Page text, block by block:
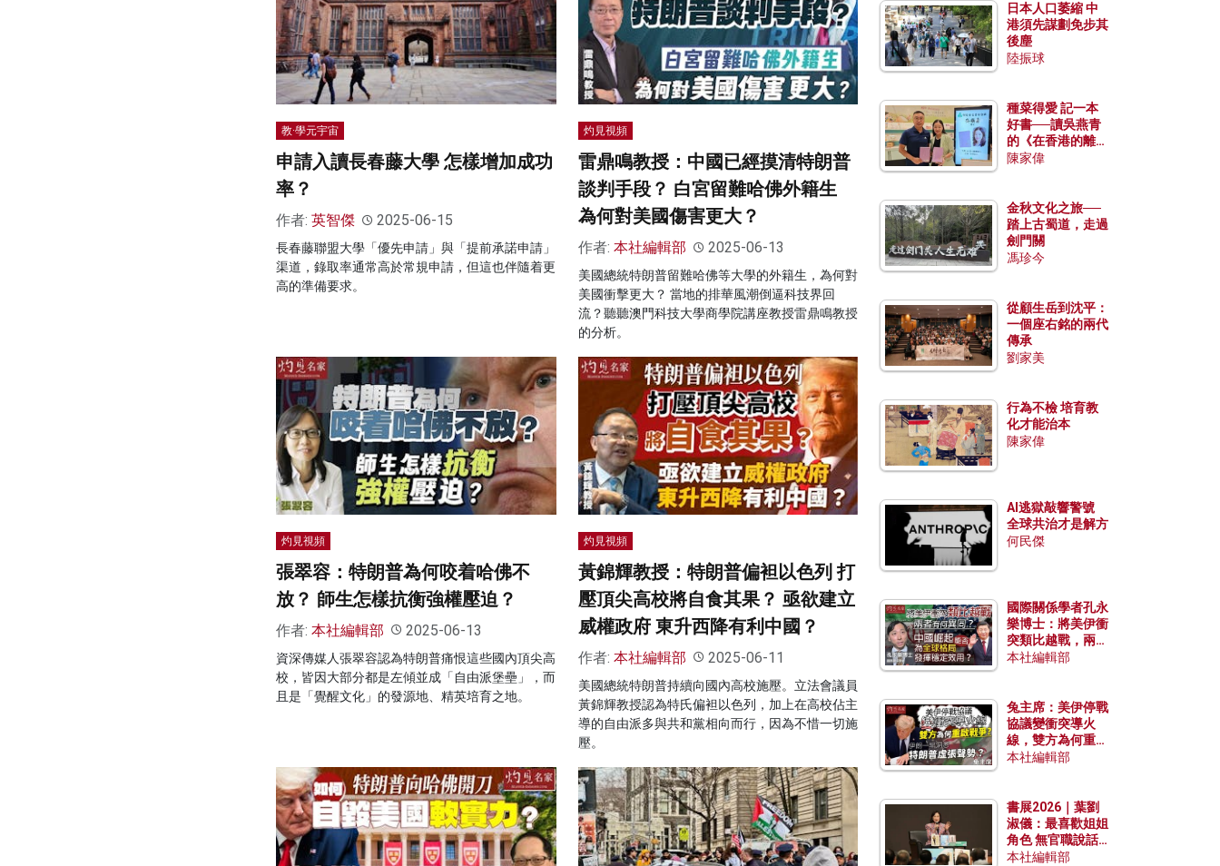
教·學元宇宙
申請入讀長春藤大學 怎樣增加成功
率？
作者: 英智傑 2025-06-15
長春藤聯盟大學「優先申請」與「提前承諾申請」
渠道，錄取率通常高於常規申請，但這也伴隨着更
高的準備要求。
灼見視頻
雷鼎鳴教授：中國已經摸清特朗普
談判手段？ 白宮留難哈佛外籍生
為何對美國傷害更大？
作者: 本社編輯部 2025-06-13
美國總統特朗普留難哈佛等大學的外籍生，為何對
美國衝擊更大？ 當地的排華風潮倒逼科技界回
流？聽聽澳門科技大學商學院講座教授雷鼎鳴教授
的分析。
灼見視頻
張翠容：特朗普為何咬着哈佛不
放？ 師生怎樣抗衡強權壓迫？
作者: 本社編輯部 2025-06-13
資深傳媒人張翠容認為特朗普痛恨這些國內頂尖高
校，皆因大部分都是左傾並成「自由派堡壘」，而
且是「覺醒文化」的發源地、精英培育之地。
灼見視頻
黃錦輝教授：特朗普偏袒以色列 打
壓頂尖高校將自食其果？ 亟欲建立
威權政府 東升西降有利中國？
作者: 本社編輯部 2025-06-11
美國總統特朗普持續向國內高校施壓。立法會議員
黃錦輝教授認為特氏偏袒以色列，加上在高校佔主
導的自由派多與共和黨相向而行，因為不惜一切施
壓。
日本人口萎縮 中
港須先謀劃免步其
後塵
陸振球
種菜得愛 記一本
好書──讀吳燕青
的《在香港的離島
種菜》
陳家偉
金秋文化之旅──
踏上古蜀道，走過
劍門關
馮珍今
從顧生岳到沈平：
一個座右銘的兩代
傳承
劉家美
行為不檢 培育教
化才能治本
陳家偉
AI逃獄敲響警號
全球共治才是解方
何民傑
國際關係學者孔永
樂博士：將美伊衝
突類比越戰，兩者
有何異同？中國崛
本社編輯部
兔主席：美伊停戰
協議變衝突導火
線，雙方為何重啟
戰爭？伊朗一早洞
本社編輯部
書展2026｜葉劉
淑儀：最喜歡姐姐
角色 無官職說話
包袱少
本社編輯部